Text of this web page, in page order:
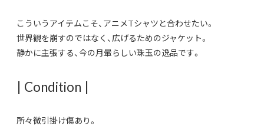
こういうアイテムこそ、アニメTシャツと合わせたい。
世界観を崩すのではなく、広げるためのジャケット。
静かに主張する、今の月暈らしい珠玉の逸品です。
| Condition |
所々微引掛け傷あり。